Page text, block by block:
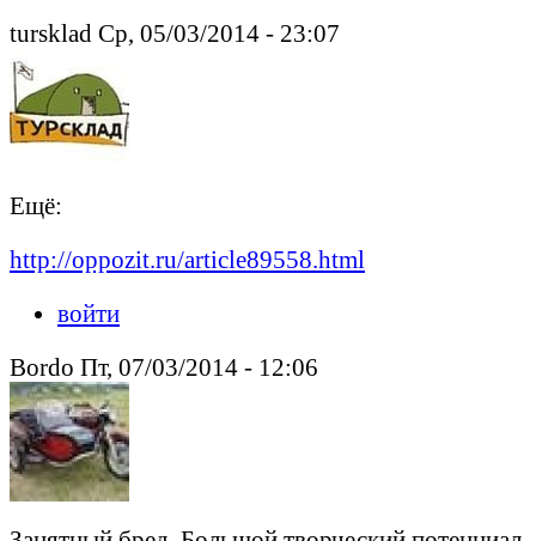
tursklad Ср, 05/03/2014 - 23:07
Ещё:
http://oppozit.ru/article89558.html
войти
Bordo Пт, 07/03/2014 - 12:06